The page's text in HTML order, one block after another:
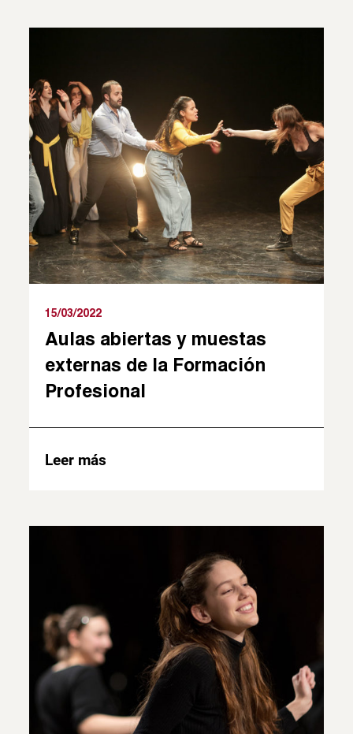
15/03/2022
Aulas abiertas y muestas
externas de la Formación
Profesional
Leer más